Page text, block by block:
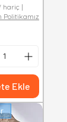
hariç |
Politikamız
Ekle